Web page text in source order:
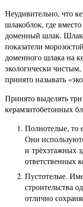
Неудивительно, что
шлакоблок, где
доменный шлак.
показатели
доменного шлака на
экологически
принято называть
Принято выделять
керамзитобетонных
Полнотелые, то
Они
и трёхэтажных
ответственных
Пустотелые.
строительства
отлично